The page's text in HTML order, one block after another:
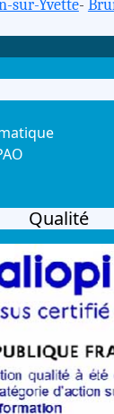
sur-Yvette-
Qualité